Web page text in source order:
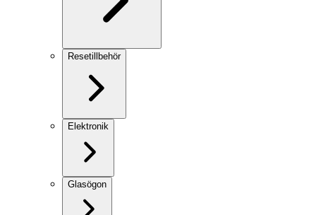
Resetillbehör
Elektronik
Glasögon